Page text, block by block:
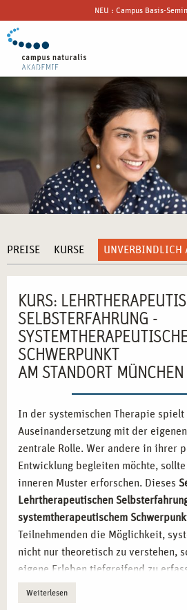
NEU : Campus Basis-
PREISE KURSE UNVERBINDLICH
KURS:
SELBSTERFAHRUNG -
SCHWERPUNKT
AM STANDORT MÜNCHEN
In der systemischen Therapie spielt
Auseinandersetzung mit der
zentrale Rolle. Wer andere in ihrer
Entwicklung begleiten möchte,
inneren Muster erforschen. Dieses
Lehrtherapeutischen
systemtherapeutischem
Teilnehmenden die Möglichkeit,
nicht nur theoretisch zu verstehen,
eigene Erleben tiefgreifend zu
systemische Dynamiken,
Weiterlesen